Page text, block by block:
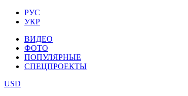
РУС
УКР
ВИДЕО
ФОТО
ПОПУЛЯРНЫЕ
СПЕЦПРОЕКТЫ
USD